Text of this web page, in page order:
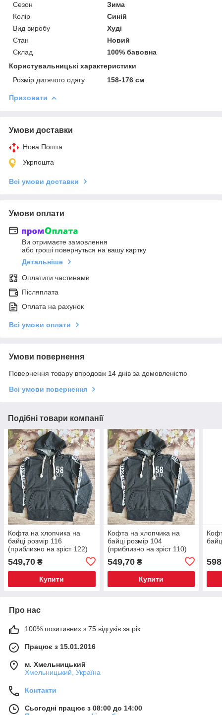
Сезон
Зима
Колір
Синій
Вид виробу
Худі
Стан
Новий
Склад
100% бавовна
Користувальницькі характеристики
Розмір дитячого одягу
158-176 см
Приховати
Умови доставки
Нова Пошта
Укрпошта
Всі умови доставки
Умови оплати
Ви отримаєте замовлення
або гроші повернуться на вашу картку
Детальніше
Оплатити частинами
Післяплата
Оплата на рахунок
Всі умови оплати
Умови повернення
Повернення товару впродовж 14 днів за домовленістю
Всі умови повернення
Подібні товари компанії
Кофта на хлопчика на
байці розмір 116
(приблизно на зріст 122)
549,70 ₴
Купити
Кофта на хлопчика на
байці розмір 104
(приблизно на зріст 110)
549,70₴
Купити
Про нас
100% позитивних з 75 відгуків за рік
Працює з 15.01.2016
м. Хмельницький
Хмельницький, Україна
Контакти
Сьогодні працює з 08:00 до 14:00